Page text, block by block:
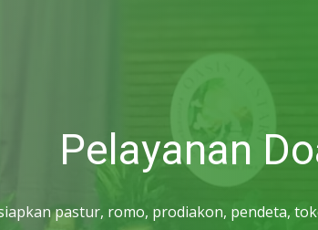
Pelayanan
pastur, romo, prodiakon, pendeta,